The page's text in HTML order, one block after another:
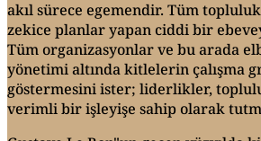
akıl sürece egemendir. Tüm
zekice planlar yapan ciddi bir
Tüm organizasyonlar ve bu arada
yönetimi altında kitlelerin çalışma
göstermesini ister; liderlikler,
verimli bir işleyişe sahip olarak